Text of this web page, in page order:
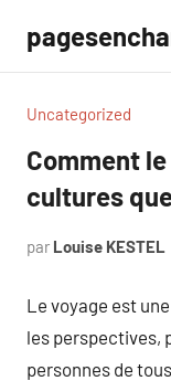
contenu
Uncategorized
Comment
cultures
par Louise KESTEL
Le voyage est
les perspectives,
personnes de